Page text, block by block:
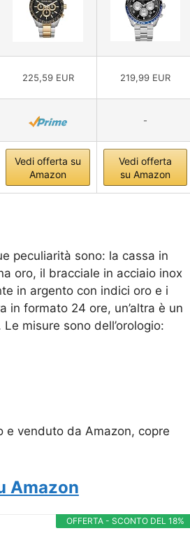
225,59 EUR 219,99 EUR
-
Vedi offerta su
Amazon
Vedi offerta
su Amazon
peculiarità sono: la cassa in
oro, il bracciale in acciaio inox
in argento con indici oro e i
in formato 24 ore, un’altra è un
misure sono dell’orologio:
e venduto da Amazon, copre
Amazon
OFFERTA - SCONTO DEL 18%